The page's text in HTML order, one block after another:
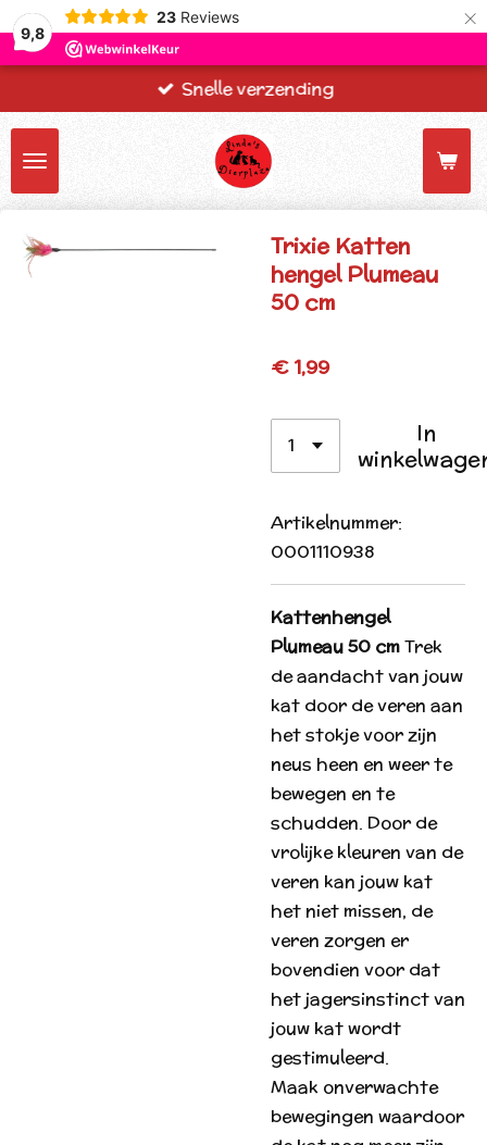
9,8
23 Reviews ×
Snelle verzending
Trixie Katten
hengel Plumeau
50 cm
€ 1,99
In
Artikelnummer:
0001110938
Kattenhengel
Plumeau 50 cmTrek
de aandacht van jouw
kat door de veren aan
het stokje voor zijn
neus heen en weer te
bewegen en te
schudden. Door de
vrolijke kleuren van de
veren kan jouw kat
het niet missen, de
veren zorgen er
bovendien voor dat
het jagersinstinct van
jouw kat wordt
gestimuleerd.
Maak onverwachte
bewegingen waardoor